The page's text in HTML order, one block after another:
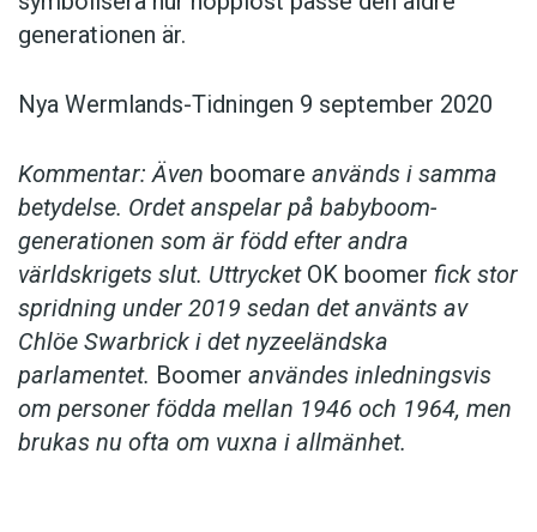
generationen är.
Nya Wermlands-Tidningen 9 september 2020
Kommentar: Även boomare används i samma
betydelse. Ordet anspelar på babyboom-
generationen som är född efter andra
världskrigets slut. Uttrycket OK boomer fick stor
spridning under 2019 sedan det använts av
Chlöe Swarbrick i det nyzeeländska
parlamentet. Boomer användes inledningsvis
om personer födda mellan 1946 och 1964, men
brukas nu ofta om vuxna i allmänhet.